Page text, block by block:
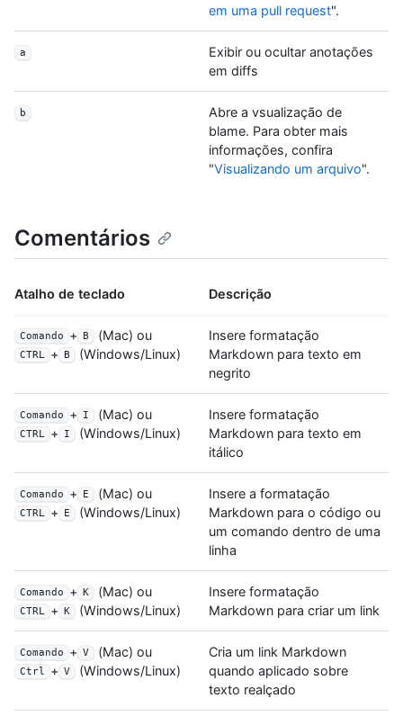
em uma pull request".
a
Exibir ou ocultar anotações
em diffs
b
Abre a vsualização de
blame. Para obter mais
informações, confira
"Visualizando um arquivo".
Comentários
Atalho de teclado Descrição
Comando + B (Mac) ou
CTRL + B (Windows/Linux)
Insere formatação
Markdown para texto em
negrito
Comando + I (Mac) ou
CTRL + I (Windows/Linux)
Insere formatação
Markdown para texto em
itálico
Comando + E (Mac) ou
CTRL + E (Windows/Linux)
Insere a formatação
Markdown para o código ou
um comando dentro de uma
linha
Comando + K (Mac) ou
CTRL + K (Windows/Linux)
Insere formatação
Markdown para criar um link
Comando + V (Mac) ou
Ctrl + V (Windows/Linux)
Cria um link Markdown
quando aplicado sobre
texto realçado